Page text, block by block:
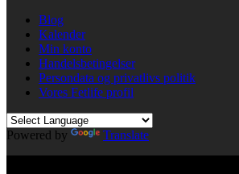
Blog
Kalender
Min konto
Handelsbetingelser
Persondata og privatlivs politik
Vores Fetlife profil
Powered by
Translate